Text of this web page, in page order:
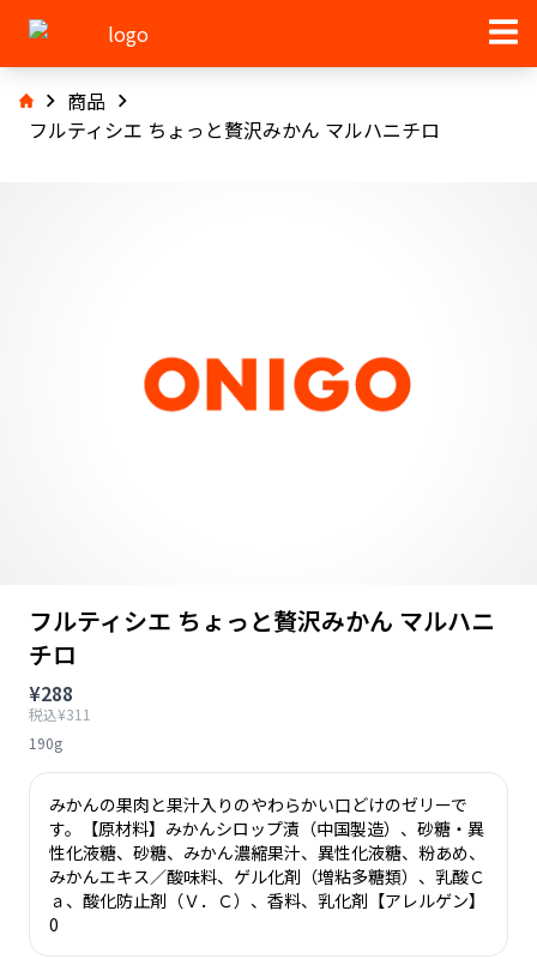
商品
フルティシエ ちょっと贅沢みかん マルハニチロ
フルティシエ ちょっと贅沢みかん マルハニ
チロ
¥288
税込¥311
190g
みかんの果肉と果汁入りのやわらかい口どけのゼリーで
す。【原材料】みかんシロップ漬（中国製造）、砂糖・異
性化液糖、砂糖、みかん濃縮果汁、異性化液糖、粉あめ、
みかんエキス／酸味料、ゲル化剤（増粘多糖類）、乳酸Ｃ
ａ、酸化防止剤（Ｖ．Ｃ）、香料、乳化剤【アレルゲン】
0